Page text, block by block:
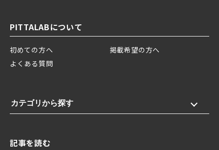
PITTALABについて
初めての方へ
掲載希望の方へ
よくある質問
カテゴリから探す
記事を読む